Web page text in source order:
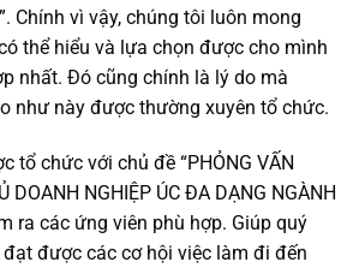
Chính vì vậy, chúng tôi luôn mong
thể hiểu và lựa chọn được cho mình
nhất. Đó cũng chính là lý do mà
như này được thường xuyên tổ chức.
tổ chức với chủ đề “PHỎNG VẤN
DOANH NGHIỆP ÚC ĐA DẠNG NGÀNH
ra các ứng viên phù hợp. Giúp quý
được các cơ hội việc làm đi đến